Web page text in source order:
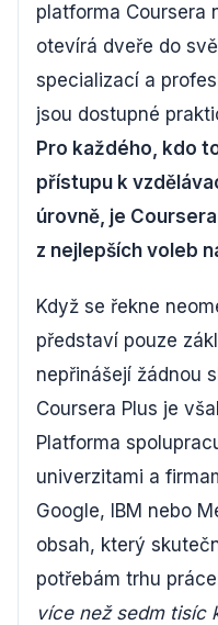
platforma Coursera
otevírá dveře do
specializací a
jsou dostupné
Pro každého, kdo
přístupu k
úrovně, je
z nejlepších voleb
Když se řekne
představí pouze
nepřinášejí žádnou
Coursera Plus je
Platforma
univerzitami a
Google, IBM nebo
obsah, který
potřebám trhu
více než sedm tisíc